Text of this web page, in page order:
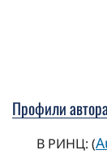
Профили автора
В РИНЦ: (